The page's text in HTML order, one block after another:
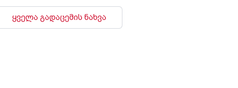
ყველა გადაცემის ნახვა